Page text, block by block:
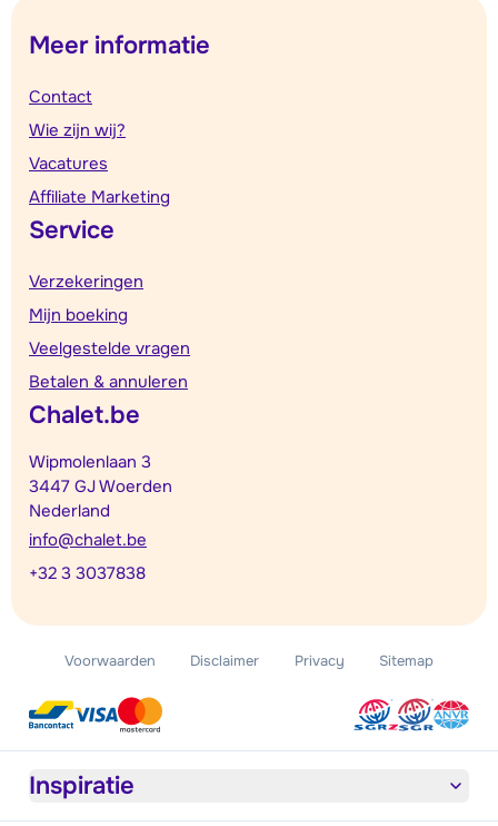
Meer informatie
Contact
Wie zijn wij?
Vacatures
Affiliate Marketing
Service
Verzekeringen
Mijn boeking
Veelgestelde vragen
Betalen & annuleren
Chalet.be
Wipmolenlaan 3
3447 GJ Woerden
Nederland
info@chalet.be
+32 3 3037838
Voorwaarden Disclaimer Privacy Sitemap
Inspiratie